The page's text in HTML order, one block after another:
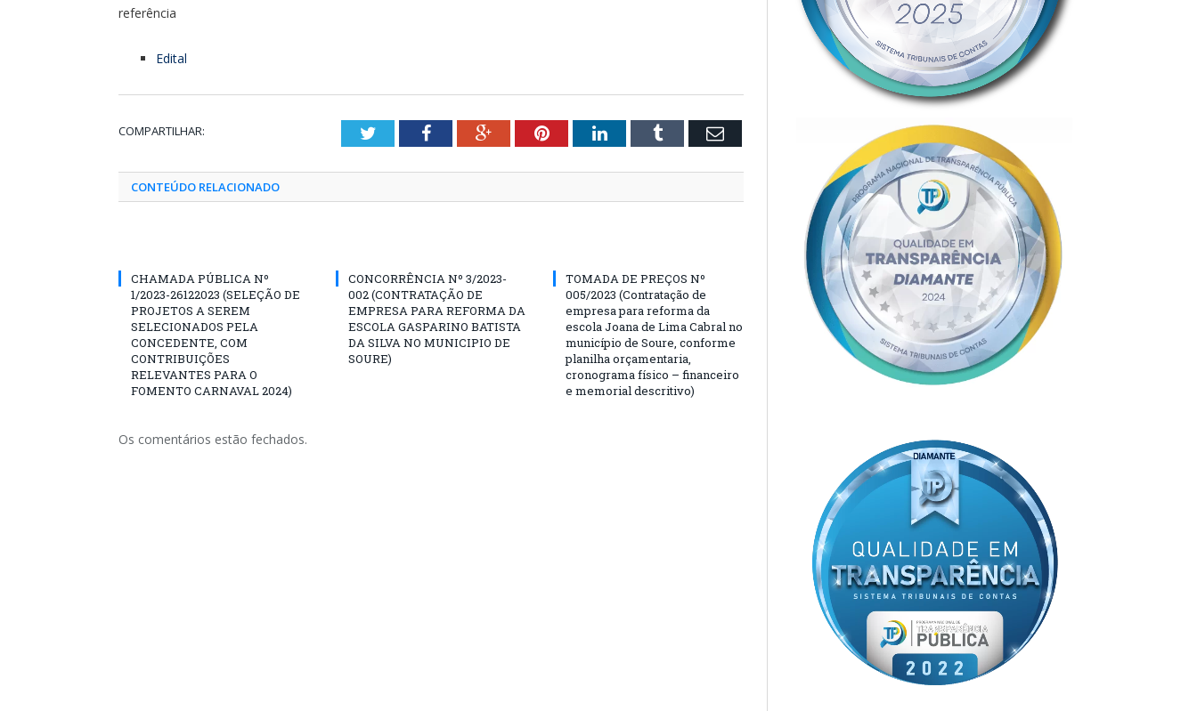
referência
Edital
COMPARTILHAR: TwitterFacebookGoogle+PinterestLinkedInTumblr Email
CONTEÚDO RELACIONADO
CHAMADA PÚBLICA Nº
1/2023-26122023 (SELEÇÃO DE
PROJETOS A SEREM
SELECIONADOS PELA
CONCEDENTE, COM
CONTRIBUIÇÕES
RELEVANTES PARA O
FOMENTO CARNAVAL 2024)
CONCORRÊNCIA Nº 3/2023-
002 (CONTRATAÇÃO DE
EMPRESA PARA REFORMA DA
ESCOLA GASPARINO BATISTA
DA SILVA NO MUNICIPIO DE
SOURE)
TOMADA DE PREÇOS Nº
005/2023 (Contratação de
empresa para reforma da
escola Joana de Lima Cabral no
município de Soure, conforme
planilha orçamentaria,
cronograma físico – financeiro
e memorial descritivo)
Os comentários estão fechados.